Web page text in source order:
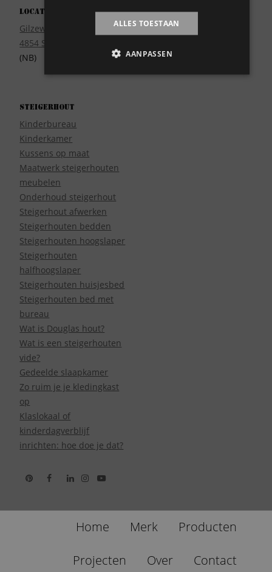
Locatie
Gilzeweg 17
4854 SE Bavel
(NB)
Wie zijn wij?
Steigerhout
Kinderbureau
Kinderkamer
Kussens op maat
Maatwerk steigerhouten
meubelen
Onderhoud steigerhout
Steigerhout afwerken
Steigerhouten bedden
Steigerhouten hoogslaper
Steigerhouten
halfhoogslaper
Steigerhouten huisjesbed
Steigerhouten bed met
bureau
Wat is Douglas hout?
Wat is een steigerhouten
vide?
Gedeelde slaapkamer
Zo ruim je je kledingkast
op
Klaslokaal of
kinderdagverblijf
inrichten: hoe doe je dat?
Home Merk Producten
Projecten Over Contact
ALLES TOESTAAN
AANPASSEN